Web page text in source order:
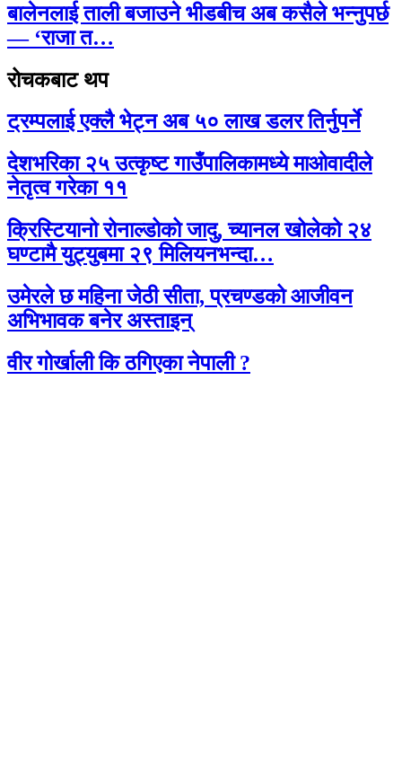
बालेनलाई ताली बजाउने भीडबीच अब कसैले भन्नुपर्छ
— ‘राजा त…
रोचकबाट थप
ट्रम्पलाई एक्लै भेट्न अब ५० लाख डलर तिर्नुपर्ने
देशभरिका २५ उत्कृष्ट गाउँपालिकामध्ये माओवादीले
नेतृत्व गरेका ११
क्रिस्टियानो रोनाल्डोको जादु, च्यानल खोलेको २४
घण्टामै युट्युबमा २९ मिलियनभन्दा…
उमेरले छ महिना जेठी सीता, प्रचण्डको आजीवन
अभिभावक बनेर अस्ताइन्
वीर गोर्खाली कि ठगिएका नेपाली ?